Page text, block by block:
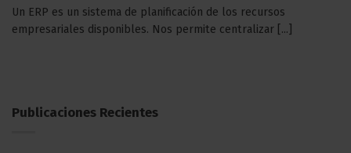
Un ERP es un sistema de planificación de los recursos
empresariales disponibles. Nos permite centralizar [...]
Publicaciones Recientes